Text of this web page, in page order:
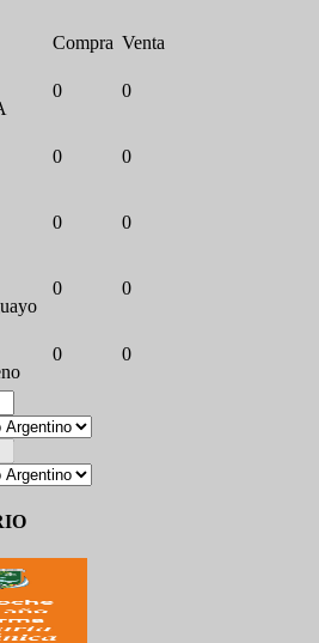
Compra Venta
0 0
0 0
0 0
0 0
0 0